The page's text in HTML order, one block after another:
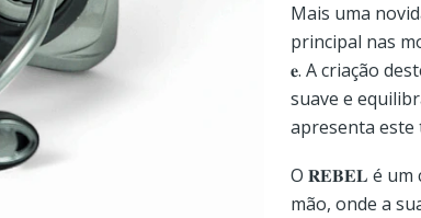
Mais uma
principal nas
𝐞. A criação
suave e
apresenta este
O 𝐑𝐄𝐁𝐄𝐋 é um
mão, onde a